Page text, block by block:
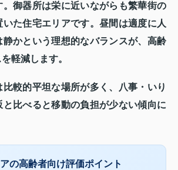
。御器所は栄に近いながらも繁華街の
いた住宅エリアです。昼間は適度に人
かという理想的なバランスが、高齢
軽減します。
較的平坦な場所が多く、八事・いり
比べると移動の負担が少ない傾向に
の高齢者向け評価ポイント